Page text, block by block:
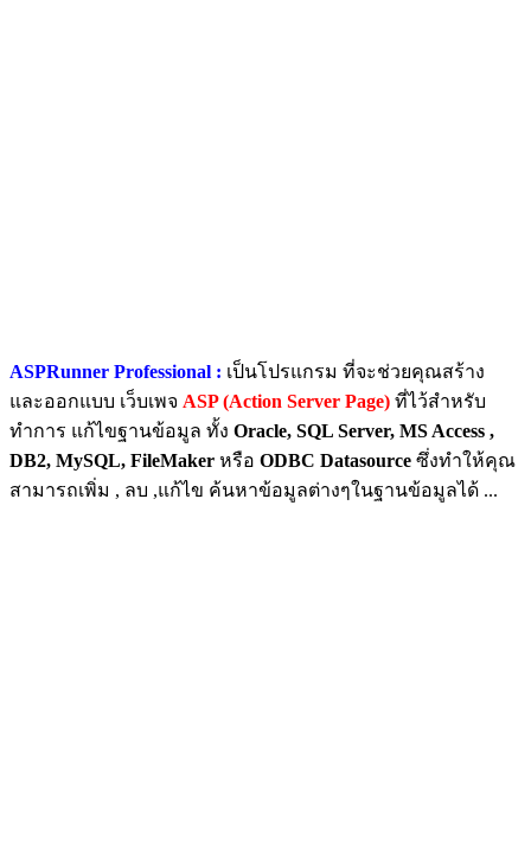
ASPRunner Professional : เป็นโปรแกรม ที่จะช่วยคุณสร้าง
และออกแบบ เว็บเพจ ASP (Action Server Page) ที่ไว้สำหรับ
ทำการ แก้ไขฐานข้อมูล ทั้ง Oracle, SQL Server, MS Access ,
DB2, MySQL, FileMaker หรือ ODBC Datasource ซึ่งทำให้คุณ
สามารถเพิ่ม , ลบ ,แก้ไข ค้นหาข้อมูลต่างๆในฐานข้อมูลได้ ...